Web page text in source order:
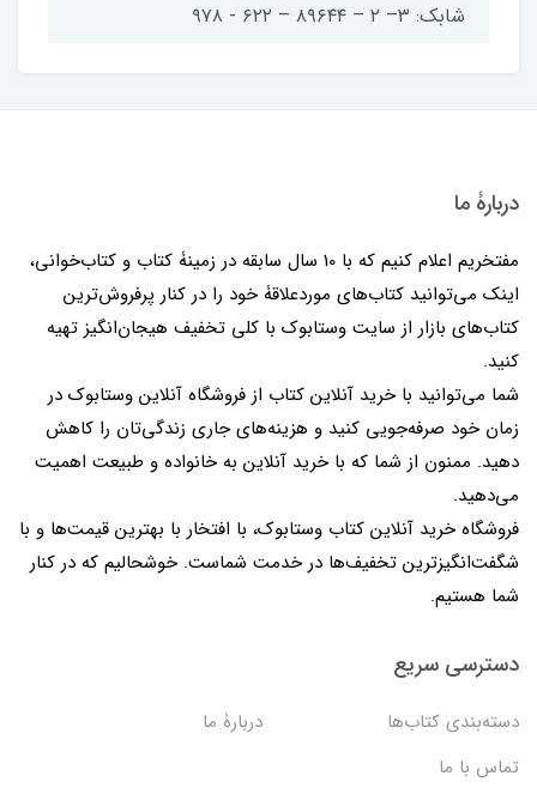
شابک: ۳– ۲ – ۸۹۶۴۴ – ۶۲۲ - ۹۷۸
دربارۀ ما
مفتخریم اعلام کنیم که با 10 سال سابقه در زمینۀ کتاب و کتاب‌خوانی،
اینک می‌توانید کتاب‌های موردعلاقۀ خود را در کنار پرفروش‌ترین
کتاب‌های بازار از سایت وستابوک با کلی تخفیف هیجان‌انگیز تهیه
کنید.
شما می‌توانید با خرید آنلاین کتاب از فروشگاه آنلاین وستابوک در
زمان خود صرفه‌جویی کنید و هزینه‌های جاری زندگی‌تان را کاهش
دهید. ممنون از شما که با خرید آنلاین به خانواده و طبیعت اهمیت
می‌دهید.
فروشگاه خرید آنلاین کتاب وستابوک، با افتخار با بهترین قیمت‌ها و با
شگفت‌انگیزترین تخفیف‌ها در خدمت شماست. خوشحالیم که در کنار
شما هستیم.
دسترسی سریع
دسته‌بندی کتاب‌ها
دربارۀ ما
تماس با ما